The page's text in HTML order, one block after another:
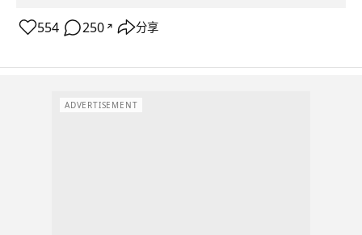
554 250 ↗ 分享
ADVERTISEMENT